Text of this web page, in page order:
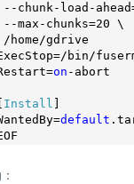
--chunk-load-
--max-chunks=20 \
/home/gdrive
bin/
on -abort
Install
default